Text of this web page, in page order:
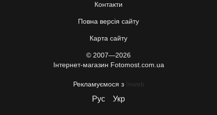
Контакти
Повна версія сайту
Карта сайту
© 2007—2026
Інтернет-магазин Fotomost.com.ua
Рекламуємося з Inweb
Рус Укр